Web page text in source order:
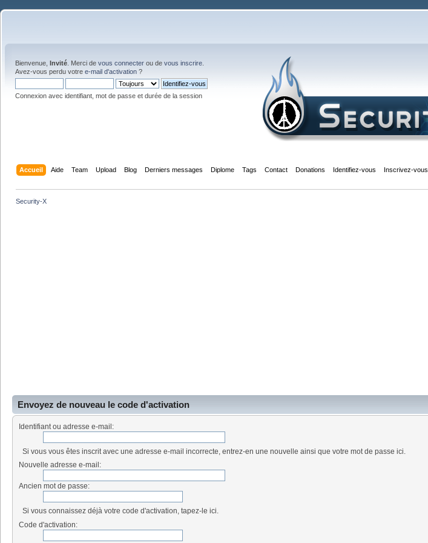
Bienvenue, Invité . Merci de vous connecter ou de vous inscrire
Avez-vous perdu votre e-mail d'activation ?
Connexion avec identifiant, mot de passe et durée de la session
Accueil Aide Team Upload Blog Derniers messages Diplome Tags Contact Donations Identifiez-vous Inscrivez-vous
Security-X
Envoyez de nouveau le code d'activation
Identifiant ou adresse e-mail:
Si vous vous êtes inscrit avec une adresse e-mail incorrecte, entrez-en une nouvelle ainsi que votre mot de passe ici.
Nouvelle adresse e-mail:
Ancien mot de passe:
Si vous connaissez déjà votre code d'activation, tapez-le ici.
Code d'activation: